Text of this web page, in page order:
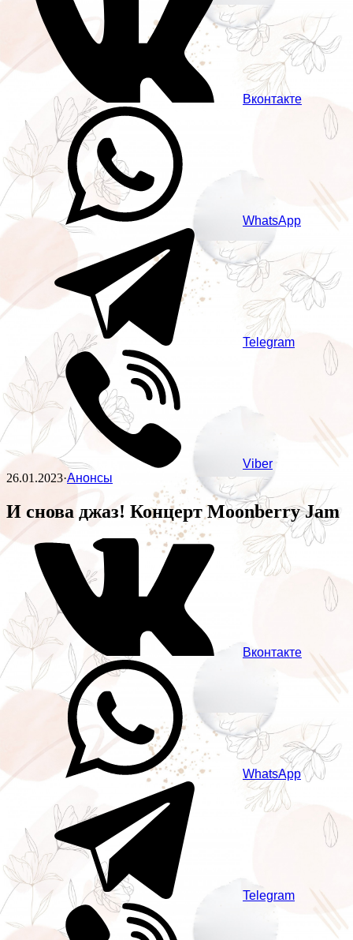
Вконтакте
WhatsApp
Telegram
Viber
26.01.2023·Анонсы
И снова джаз! Концерт Moonberry Jam
Вконтакте
WhatsApp
Telegram